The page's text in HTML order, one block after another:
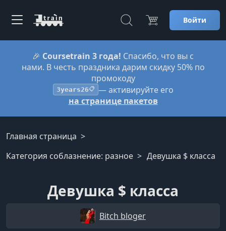
Войти
🎉 Coursetrain 3 года! Спасибо, что вы с
нами. В честь праздника дарим скидку 50% по
промокоду
3years26📋 — активируйте его
на странице пакетов
Главная страница
Категория соблазнение: разное
Девушка $ класса
Девушка $ класса
Bitch bloger